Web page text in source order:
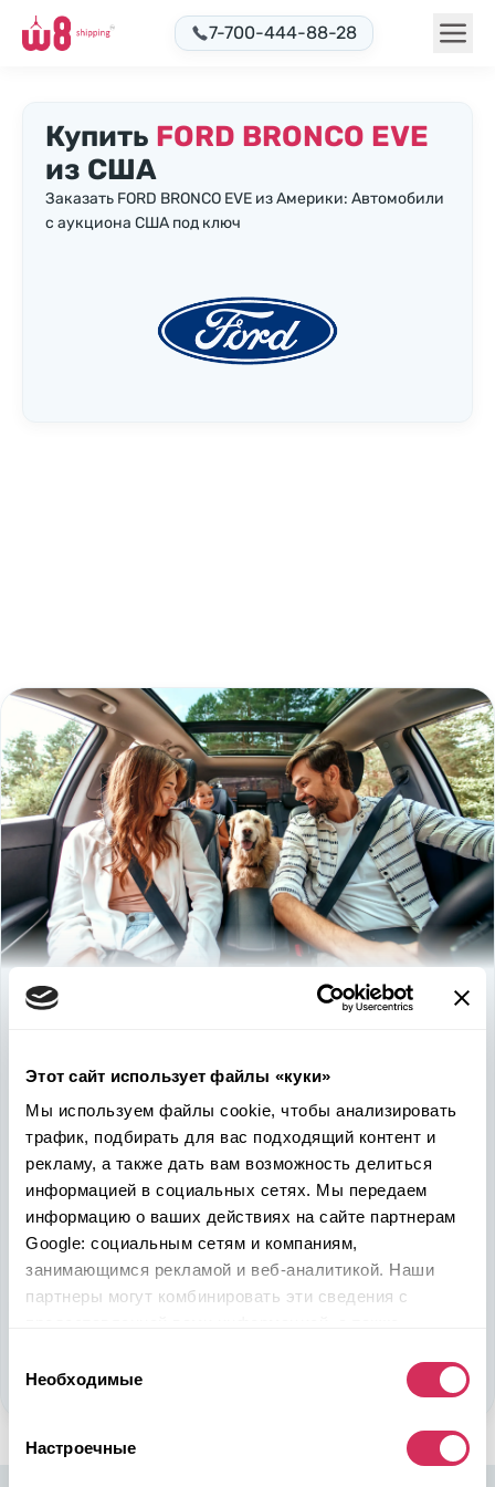
Этот сайт использует файлы «куки»
Мы используем файлы cookie, чтобы анализировать
трафик, подбирать для вас подходящий контент и
рекламу, а также дать вам возможность делиться
информацией в социальных сетях. Мы передаем
информацию о ваших действиях на сайте партнерам
Google: социальным сетям и компаниям,
занимающимся рекламой и веб-аналитикой. Наши
партнеры могут комбинировать эти сведения с
вами их сервисов.
согласия
Необходимые
Настроечные
7-700-444-88-28
Купить FORD BRONCO EVE
из США
Заказать FORD BRONCO EVE из Америки: Автомобили
с аукциона США под ключ
Используйте
возможность
откроет перед вами дополнительные перспективы. Кроме
ожидаемого результата, вы получите реальные выгоды.
Внедрение Американского стандарта на авторынке
Казахстана станет эрой больших возможностей
казахстанцев, чтобы реализовать свой потенциал в
полную силу.
Подобрать авто